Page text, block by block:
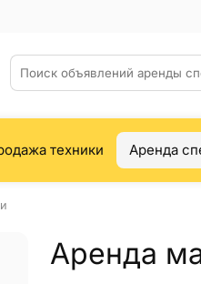
техники Аренда
Аренда